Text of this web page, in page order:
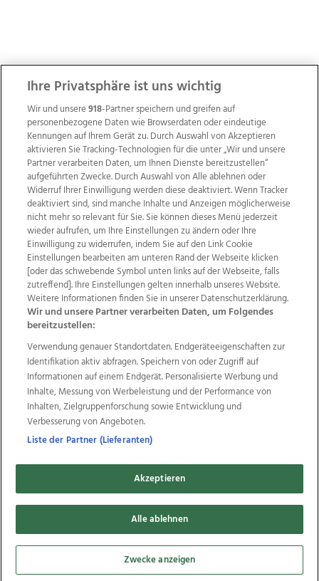
Wir über uns Mediadaten Kontakt
Jobs
Datenschutz
Impressum
AGB Anzeigekunden
AGB Website
Ehrenkodex Politische Werbung
Weitere Angebote des Medienhauses Wimmer
TV1 di-mog-i.at OÖNow
Ischler Woche
Life Radio
OÖNachrichten
OÖN Immobilien
OÖN Karriere
OÖN Reise
Promenaden Galerien
Regionaljobs
wasistlos.at
Copyrights © 2026 Tips Zeitungs GmbH & Co KG
developed by11x11.net
Cookie Einstellungen bearbeiten
Ihre Privatsphäre ist uns wichtig
Wir und unsere918-Partner speichern und greifen auf
personenbezogene Daten wie Browserdaten oder eindeutige
Kennungen auf Ihrem Gerät zu. Durch Auswahl von Akzeptieren
aktivieren Sie Tracking-Technologien für die unter „Wir und unsere
Partner verarbeiten Daten, um Ihnen Dienste bereitzustellen“
aufgeführten Zwecke. Durch Auswahl von Alle ablehnen oder
Widerruf Ihrer Einwilligung werden diese deaktiviert. Wenn Tracker
deaktiviert sind, sind manche Inhalte und Anzeigen möglicherweise
nicht mehr so relevant für Sie. Sie können dieses Menü jederzeit
wieder aufrufen, um Ihre Einstellungen zu ändern oder Ihre
Einwilligung zu widerrufen, indem Sie auf den Link Cookie
Einstellungen bearbeiten am unteren Rand der Webseite klicken
[oder das schwebende Symbol unten links auf der Webseite, falls
zutreffend]. Ihre Einstellungen gelten innerhalb unseres Website.
Weitere Informationen finden Sie in unserer Datenschutzerklärung.
Wir und unsere Partner verarbeiten Daten, um Folgendes
bereitzustellen:
Verwendung genauer Standortdaten. Endgeräteeigenschaften zur
Identifikation aktiv abfragen. Speichern von oder Zugriff auf
Informationen auf einem Endgerät. Personalisierte Werbung und
Inhalte, Messung von Werbeleistung und der Performance von
Inhalten, Zielgruppenforschung sowie Entwicklung und
Verbesserung von Angeboten.
Liste der Partner (Lieferanten)
Akzeptieren
Alle ablehnen
Zwecke anzeigen